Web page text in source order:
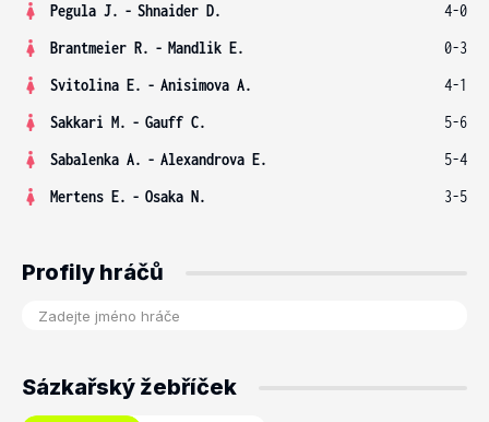
Pegula J. - Shnaider D.
4-0
Brantmeier R. - Mandlik E.
0-3
Svitolina E. - Anisimova A.
4-1
Sakkari M. - Gauff C.
5-6
Sabalenka A. - Alexandrova E.
5-4
Mertens E. - Osaka N. 3-5
Profily hráčů
Sázkařský žebříček